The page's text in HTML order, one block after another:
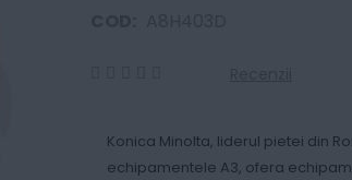
Konica Minolta, liderul pietei din
echipamentele A3, ofera